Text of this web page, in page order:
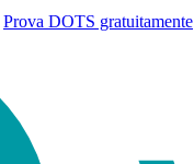
Prova DOTS gratuitamente